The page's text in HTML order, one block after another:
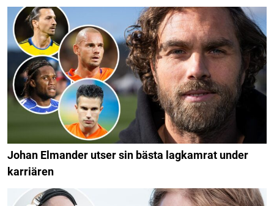
Johan Elmander utser sin bästa lagkamrat under
karriären